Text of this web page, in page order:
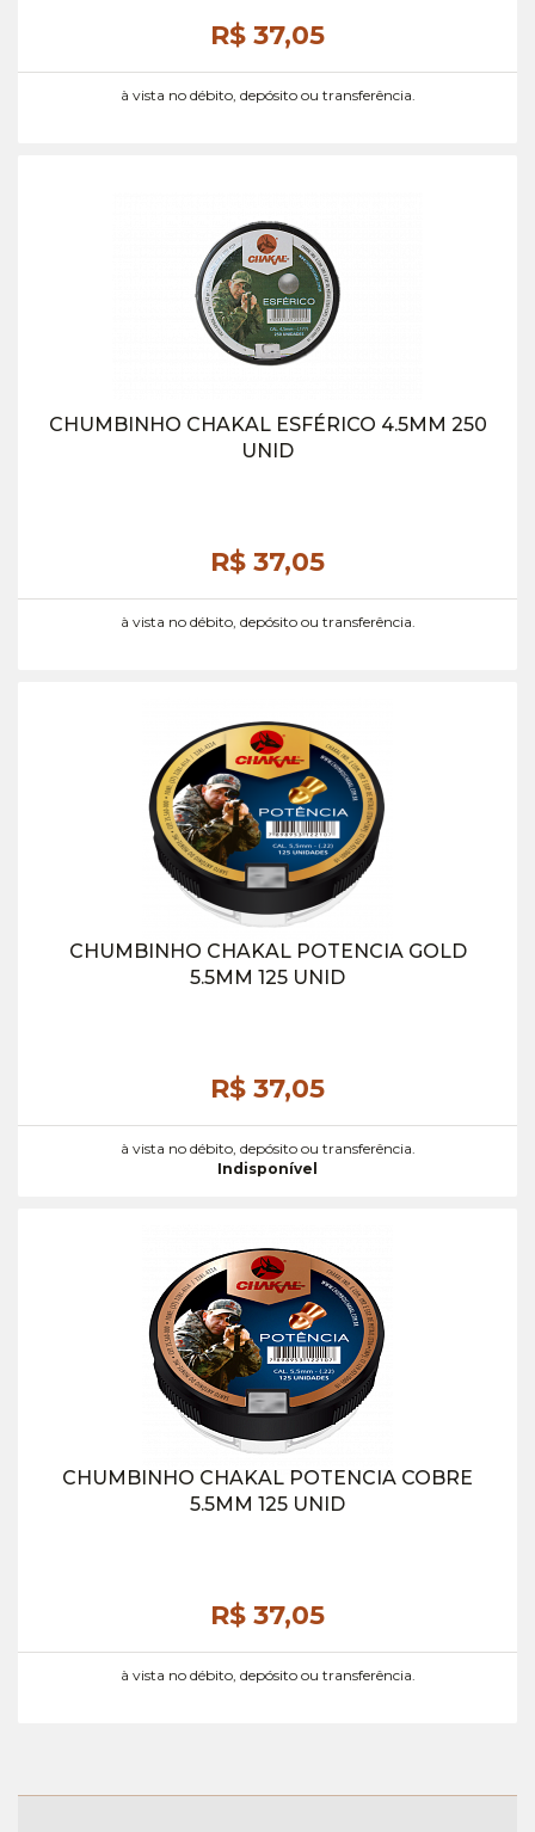
R$ 37,05
à vista no débito, depósito ou transferência.
CHUMBINHO CHAKAL ESFÉRICO 4.5MM 250
UNID
R$ 37,05
à vista no débito, depósito ou transferência.
CHUMBINHO CHAKAL POTENCIA GOLD
5.5MM 125 UNID
R$ 37,05
à vista no débito, depósito ou transferência.
Indisponível
CHUMBINHO CHAKAL POTENCIA COBRE
5.5MM 125 UNID
R$ 37,05
à vista no débito, depósito ou transferência.